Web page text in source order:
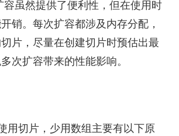
容虽然提供了便利性，但在使用时
销。每次扩容都涉及内存分配，
片，尽量在创建切片时预估出最
次扩容带来的性能影响。
用切片，少用数组主要有以下原